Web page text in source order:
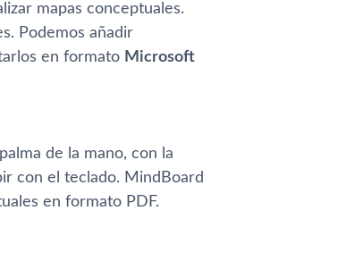
mapas conceptuales.
Podemos añadir
en formato Microsoft
de la mano, con la
con el teclado. MindBoard
en formato PDF.